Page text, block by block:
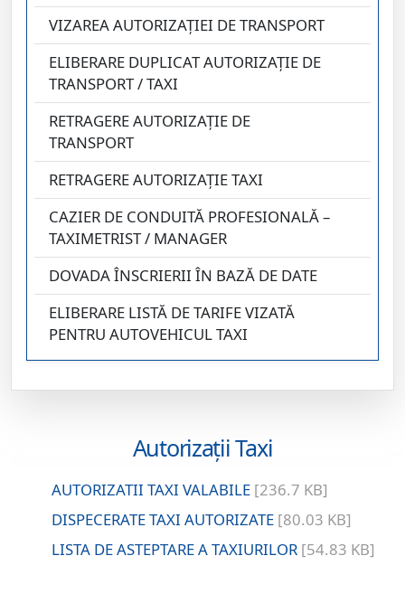
VIZAREA AUTORIZAŢIEI DE TRANSPORT
ELIBERARE DUPLICAT AUTORIZAŢIE DE
TRANSPORT / TAXI
RETRAGERE AUTORIZAȚIE DE
TRANSPORT
RETRAGERE AUTORIZAŢIE TAXI
CAZIER DE CONDUITĂ PROFESIONALĂ –
TAXIMETRIST / MANAGER
DOVADA ÎNSCRIERII ÎN BAZĂ DE DATE
ELIBERARE LISTĂ DE TARIFE VIZATĂ
PENTRU AUTOVEHICUL TAXI
Autorizații Taxi
AUTORIZATII TAXI VALABILE [236.7 KB]
DISPECERATE TAXI AUTORIZATE [80.03 KB]
LISTA DE ASTEPTARE A TAXIURILOR [54.83 KB]